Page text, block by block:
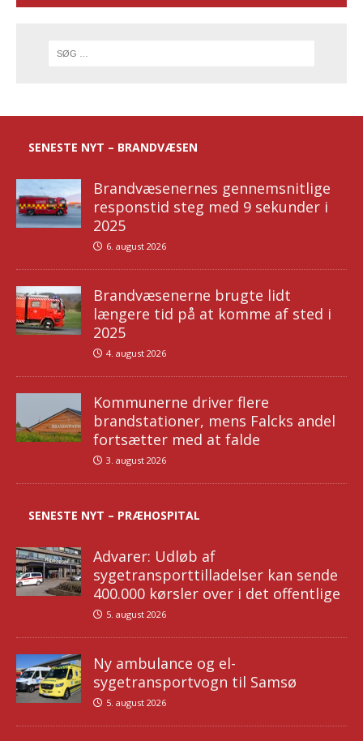
SENESTE NYT – BRANDVÆSEN
Brandvæsenernes gennemsnitlige
responstid steg med 9 sekunder i
2025
6. august 2026
Brandvæsenerne brugte lidt
længere tid på at komme af sted i
2025
4. august 2026
Kommunerne driver flere
brandstationer, mens Falcks andel
fortsætter med at falde
3. august 2026
SENESTE NYT – PRÆHOSPITAL
Advarer: Udløb af
sygetransporttilladelser kan sende
400.000 kørsler over i det offentlige
5. august 2026
Ny ambulance og el-
sygetransportvogn til Samsø
5. august 2026